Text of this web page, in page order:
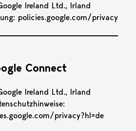
Ireland Ltd., Irland
policies.google.com/privacy
Connect
Ireland Ltd., Irland
privacy?hl=de